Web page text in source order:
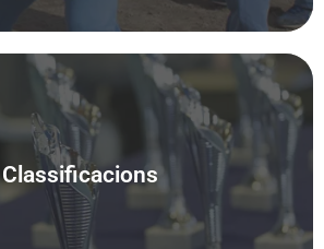
Classificacions
Pròximament